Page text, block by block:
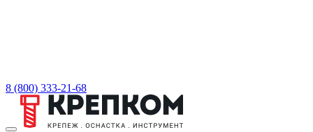
8 (800) 333-21-68